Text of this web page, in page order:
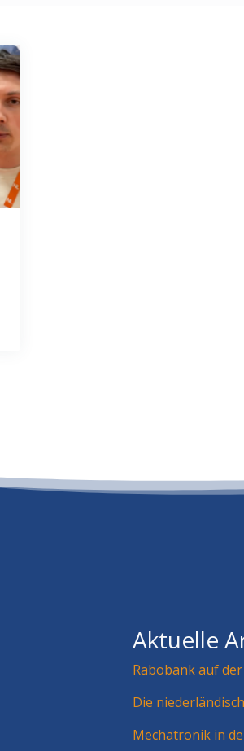
Aktuelle
Rabobank auf
Die
Mechatronik in